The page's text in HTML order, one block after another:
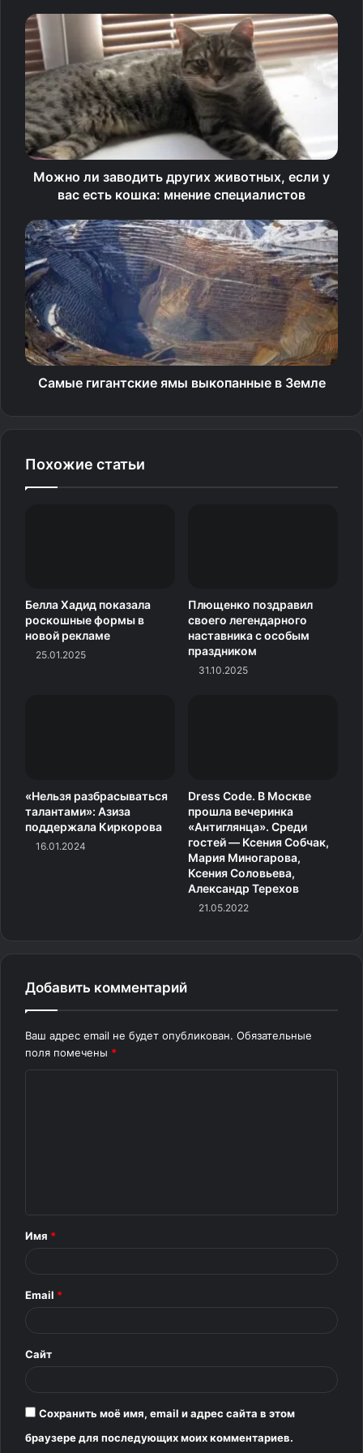
рубежом. Премьеру посетили Елена Лядова, Мария
Андреева, Дарья Златопольская, Леонид Ярмольник,
Алексей Учитель, Николай Расторгуев, Инга Оболдина,
Федор Бондарчук (он сыграл в картине московского
князя Ивана III) и другие.
Елена Лядова
Можно ли заводить других животных, если у
вас есть кошка: мнение специалистов
Самые гигантские ямы выкопанные в Земле
Похожие статьи
Белла Хадид показала
роскошные формы в
новой рекламе
25.01.2025
Плющенко поздравил
своего легендарного
наставника с особым
праздником
31.10.2025
«Нельзя разбрасываться
талантами»: Азиза
поддержала Киркорова
16.01.2024
Dress Code. В Москве
прошла вечеринка
«Антиглянца». Среди
гостей — Ксения Собчак,
Мария Миногарова,
Ксения Соловьева,
Александр Терехов
21.05.2022
Добавить комментарий
Ваш адрес email не будет опубликован. Обязательные
поля помечены *
и
*
Имя *
Email *
Сайт
Сохранить моё имя, email и адрес сайта в этом
браузере для последующих моих комментариев.